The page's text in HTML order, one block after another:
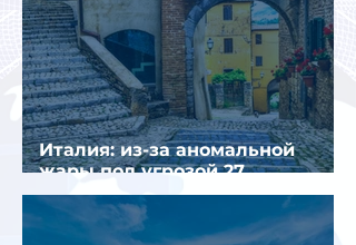
Италия: из-за аномальной
жары под угрозой 27
крупнейших городов